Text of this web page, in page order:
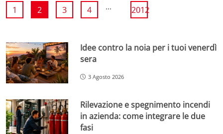
1 2 3 4 ... 2012
Idee contro la noia per i tuoi venerdì
sera
3 Agosto 2026
Rilevazione e spegnimento incendi
in azienda: come integrare le due
fasi